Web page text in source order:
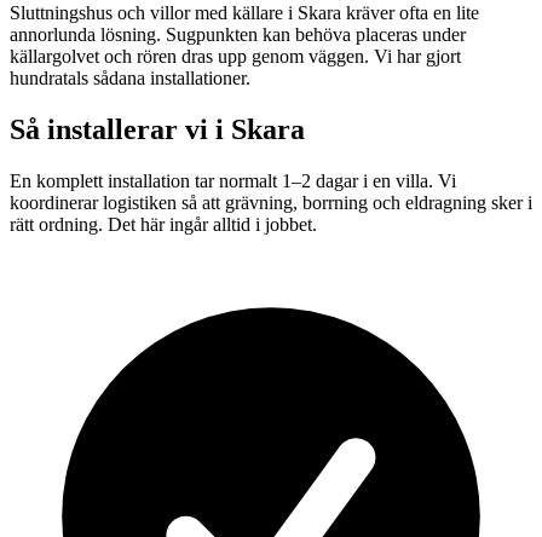
Sluttningshus och villor med källare i Skara kräver ofta en lite
annorlunda lösning. Sugpunkten kan behöva placeras under
källargolvet och rören dras upp genom väggen. Vi har gjort
hundratals sådana installationer.
Så installerar vi i Skara
En komplett installation tar normalt 1–2 dagar i en villa. Vi
koordinerar logistiken så att grävning, borrning och eldragning sker i
rätt ordning. Det här ingår alltid i jobbet.